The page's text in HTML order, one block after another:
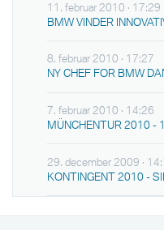
11. februar 2010 · 17:29
BMW VINDER
8. februar 2010 · 17:27
NY CHEF FOR BMW
7. februar 2010 · 14:26
MÜNCHENTUR 2010 -
29. december 2009 ·
KONTINGENT 2010 -